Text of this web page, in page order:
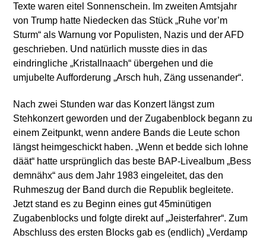
Texte waren eitel Sonnenschein. Im zweiten Amtsjahr
von Trump hatte Niedecken das Stück „Ruhe vor’m
Sturm“ als Warnung vor Populisten, Nazis und der AFD
geschrieben. Und natürlich musste dies in das
eindringliche „Kristallnaach“ übergehen und die
umjubelte Aufforderung „Arsch huh, Zäng ussenander“.
Nach zwei Stunden war das Konzert längst zum
Stehkonzert geworden und der Zugabenblock begann zu
einem Zeitpunkt, wenn andere Bands die Leute schon
längst heimgeschickt haben. „Wenn et bedde sich lohne
däät“ hatte ursprünglich das beste BAP-Livealbum „Bess
demnähx“ aus dem Jahr 1983 eingeleitet, das den
Ruhmeszug der Band durch die Republik begleitete.
Jetzt stand es zu Beginn eines gut 45minütigen
Zugabenblocks und folgte direkt auf „Jeisterfahrer“. Zum
Abschluss des ersten Blocks gab es (endlich) „Verdamp